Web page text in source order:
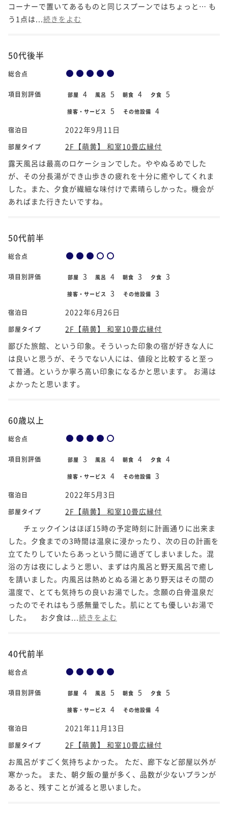
コーナーで置いてあるものと同じスプーンではちょっと… も
う1点は... 続きをよむ
50代後半
総合点
項目別評価 部屋 4 風呂 5 朝食 4 夕食 5
接客・サービス 5 その他設備 4
宿泊日 2022年9月11日
部屋タイプ
2F【萌黄】 和室10畳広縁付
露天風呂は最高のロケーションでした。ややぬるめでした
が、その分長湯ができ山歩きの疲れを十分に癒やしてくれま
した。また、夕食が繊細な味付けで素晴らしかった。機会が
あればまた行きたいですね。
50代前半
総合点
項目別評価 部屋 3 風呂 4 朝食 3 夕食 3
接客・サービス 3 その他設備 3
宿泊日 2022年6月26日
部屋タイプ
2F【萌黄】 和室10畳広縁付
鄙びた旅館、という印象。そういった印象の宿が好きな人に
は良いと思うが、そうでない人には、値段と比較すると至っ
て普通。というか寧ろ高い印象になるかと思います。 お湯は
よかったと思います。
60歳以上
総合点
項目別評価 部屋 3 風呂 4 朝食 4 夕食 4
接客・サービス 4 その他設備 3
宿泊日 2022年5月3日
部屋タイプ
2F【萌黄】 和室10畳広縁付
チェックインはほぼ15時の予定時刻に計画通りに出来ま
した。夕食までの3時間は温泉に浸かったり、次の日の計画を
立てたりしていたらあっという間に過ぎてしまいました。混
浴の方は夜にしようと思い、まずは内風呂と野天風呂で癒し
を請いました。内風呂は熱めとぬる湯とあり野天はその間の
温度で、とても気持ちの良いお湯でした。念願の白骨温泉だ
ったのでそれはもう感無量でした。肌にとても優しいお湯で
した。 お夕食は... 続きをよむ
40代前半
総合点
項目別評価 部屋 4 風呂 5 朝食 5 夕食 5
接客・サービス 4 その他設備 4
宿泊日 2021年11月13日
部屋タイプ
2F【萌黄】 和室10畳広縁付
お風呂がすごく気持ちよかった。 ただ、廊下など部屋以外が
寒かった。 また、朝夕飯の量が多く、品数が少ないプランが
あると、残すことが減ると思いました。